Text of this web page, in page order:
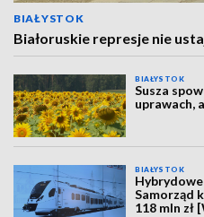
BIAŁYSTOK
Białoruskie represje nie
BIAŁYSTOK
Susza
uprawach,
BIAŁYSTOK
Samorząd
118 mln zł